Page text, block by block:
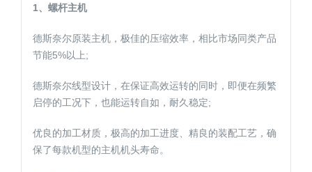
1、螺杆主机
德斯奈尔原装主机，极佳的压缩效率，相比市场同类产品
节能5%以上;
德斯奈尔线型设计，在保证高效运转的同时，即便在频繁
启停的工况下，也能运转自如，耐久稳定;
优良的加工材质，极高的加工进度、精良的装配工艺，确
保了每款机型的主机机头寿命。